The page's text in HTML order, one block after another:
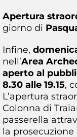
Apertura
giorno di
Infine,
nell’Area
aperto al
8.30 alle 19.15,
L’apertura
Colonna di
passerella
la